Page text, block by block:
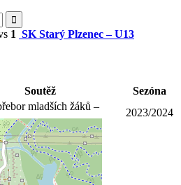
1 SK Starý Plzenec – U13
Soutěž
Sezóna
mladších žáků –
2023/2024
Plzeň- UMT